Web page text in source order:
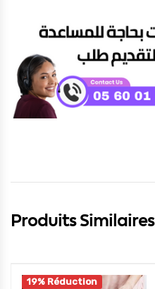
Produits Similaires
19% Réduction